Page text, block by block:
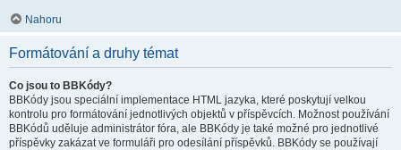
Nahoru
Formátování a druhy témat
Co jsou to BBKódy?
BBKódy jsou speciální implementace HTML jazyka, které poskytují velkou
kontrolu pro formátování jednotlivých objektů v příspěvcích. Možnost používání
BBKódů uděluje administrátor fóra, ale BBKódy je také možné pro jednotlivé
příspěvky zakázat ve formuláři pro odesílání příspěvků. BBKódy se používají